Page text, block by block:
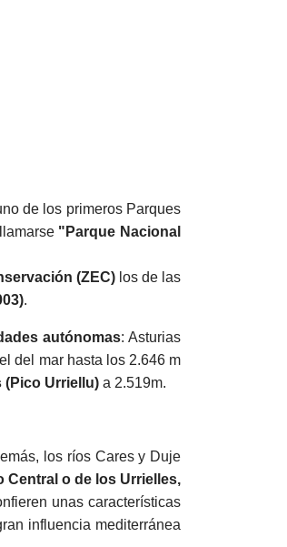
de los primeros Parques
"Parque Nacional
(ZEC)los de las
.
autónomas: Asturias
del mar hasta los 2.646 m
(Pico Urriellu) a 2.519m.
los ríos Cares y Duje
Central o de los Urrielles,
unas características
influencia mediterránea